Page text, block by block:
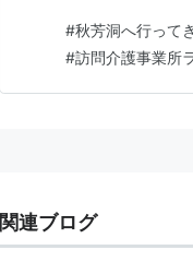
#秋芳洞へ行って
#訪問介護事業所
関連ブログ